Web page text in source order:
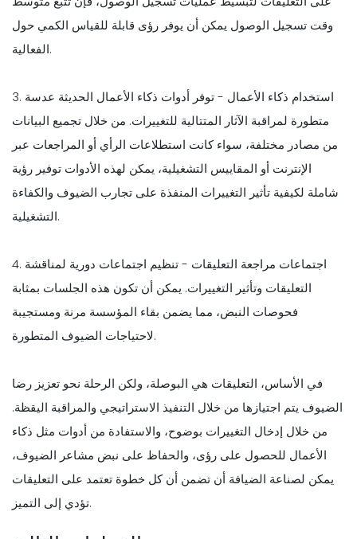
وقت تسجيل الوصول يمكن أن يوفر رؤى قابلة للقياس الكمي حول
الفعالية.
3. استخدام ذكاء الأعمال - توفر أدوات ذكاء الأعمال الحديثة عدسة
متطورة لمراقبة الآثار المتتالية للتغييرات. من خلال تجميع البيانات
من مصادر مختلفة، سواء كانت استطلاعات الرأي أو المراجعات عبر
الإنترنت أو المقاييس التشغيلية، يمكن لهذه الأدوات توفير رؤية
شاملة لكيفية تأثير التغييرات المنفذة على تجارب الضيوف والكفاءة
التشغيلية.
4. اجتماعات مراجعة التعليقات - تنظيم اجتماعات دورية لمناقشة
التعليقات وتأثير التغييرات. يمكن أن تكون هذه الجلسات بمثابة
فحوصات النبض، مما يضمن بقاء المؤسسة مرنة ومستجيبة
لاحتياجات الضيوف المتطورة.
في الأساس، التعليقات هي البوصلة، ولكن الرحلة نحو تعزيز رضا
الضيوف يتم اجتيازها من خلال التنفيذ الاستراتيجي والمراقبة اليقظة.
من خلال إدخال التغييرات بوضوح، والاستفادة من أدوات مثل ذكاء
الأعمال للحصول على رؤى، والحفاظ على نبض مشاعر الضيوف،
يمكن لصناعة الضيافة أن تضمن أن كل خطوة تعتمد على التعليقات
تؤدي إلى التميز.